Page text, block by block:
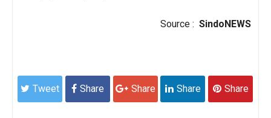
Source : SindoNEWS
Tweet Share Share Share Share